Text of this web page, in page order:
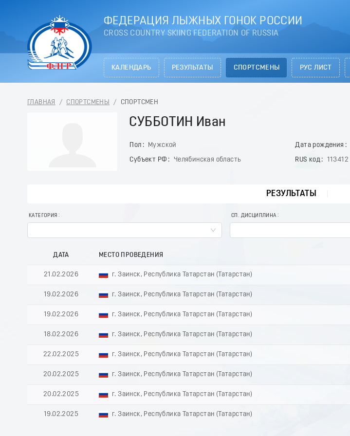
ФЕДЕРАЦИЯ ЛЫЖНЫХ ГОНОК РОССИИ
CROSS COUNTRY SKIING FEDERATION OF RUSSIA
КАЛЕНДАРЬ РЕЗУЛЬТАТЫ СПОРТСМЕНЫ РУС ЛИСТ
ГЛАВНАЯ / СПОРТСМЕНЫ / СПОРТСМЕН
СУББОТИН Иван
Пол Мужской Дата рождения
Субъект РФ
Челябинская область RUS код 113412
РЕЗУЛЬТАТЫ
КАТЕГОРИЯ СП. ДИСЦИПЛИНА
ДАТА МЕСТО ПРОВЕДЕНИЯ
21.02.2026 г. Заинск, Республика Татарстан (Татарстан)
19.02.2026 г. Заинск, Республика Татарстан (Татарстан)
19.02.2026 г. Заинск, Республика Татарстан (Татарстан)
18.02.2026 г. Заинск, Республика Татарстан (Татарстан)
22.02.2025 г. Заинск, Республика Татарстан (Татарстан)
20.02.2025 г. Заинск, Республика Татарстан (Татарстан)
20.02.2025 г. Заинск, Республика Татарстан (Татарстан)
19.02.2025 г. Заинск, Республика Татарстан (Татарстан)